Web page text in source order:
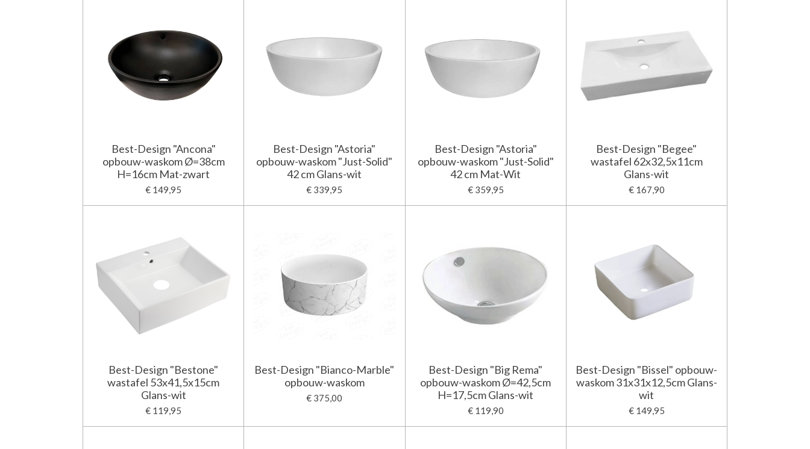
Best-Design "Ancona"
opbouw-waskom Ø=38cm
H=16cm Mat-zwart
€ 149,95
Best-Design "Astoria"
opbouw-waskom "Just-Solid"
42 cm Glans-wit
€ 339,95
Best-Design "Astoria"
opbouw-waskom "Just-Solid"
42 cm Mat-Wit
€ 359,95
Best-Design "Begee"
wastafel 62x32,5x11cm
Glans-wit
€ 167,90
Best-Design "Bestone"
wastafel 53x41,5x15cm
Glans-wit
€ 119,95
Best-Design "Bianco-Marble"
opbouw-waskom
€ 375,00
Best-Design "Big Rema"
opbouw-waskom Ø=42,5cm
H=17,5cm Glans-wit
€ 119,90
Best-Design "Bissel" opbouw-
waskom 31x31x12,5cm Glans-
wit
€ 149,95